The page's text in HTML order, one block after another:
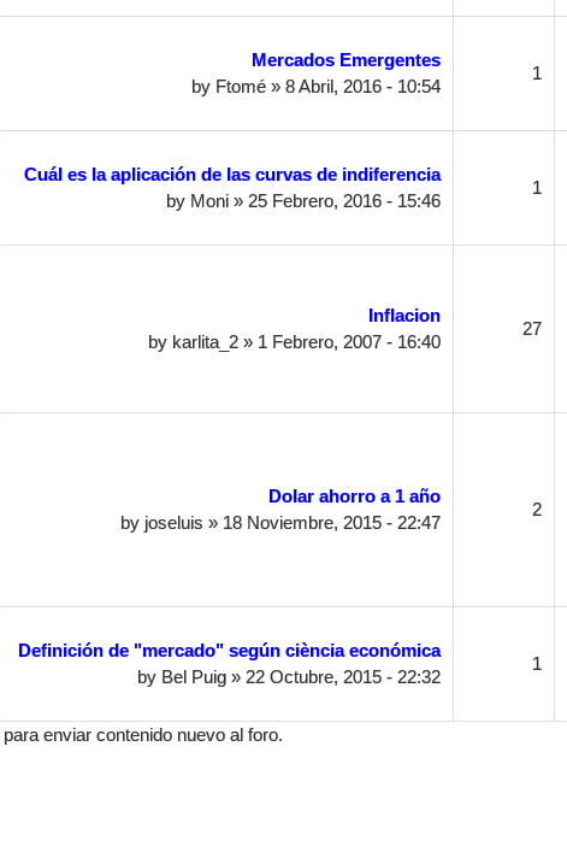
Mercados Emergentes
by Ftomé» 8 Abril, 2016 - 10:54
1
Cuál es la aplicación de las curvas de indiferencia
by Moni» 25 Febrero, 2016 - 15:46
1
Inflacion
by karlita_2» 1 Febrero, 2007 - 16:40
27
Dolar ahorro a 1 año
by joseluis » 18 Noviembre, 2015 - 22:47
2
Definición de "mercado" según ciència económica
by Bel Puig» 22 Octubre, 2015 - 22:32
1
para enviar contenido nuevo al foro.